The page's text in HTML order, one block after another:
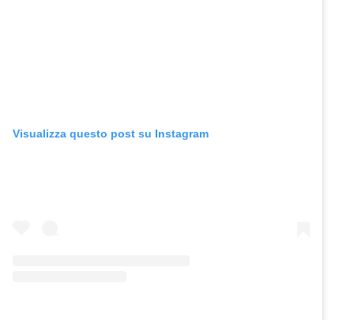
Visualizza questo post su Instagram